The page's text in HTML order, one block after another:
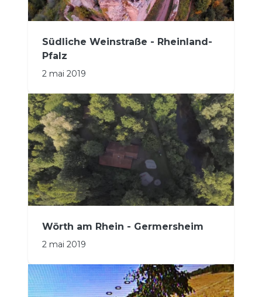
Südliche Weinstraße - Rheinland-
Pfalz
2 mai 2019
Wörth am Rhein - Germersheim
2 mai 2019